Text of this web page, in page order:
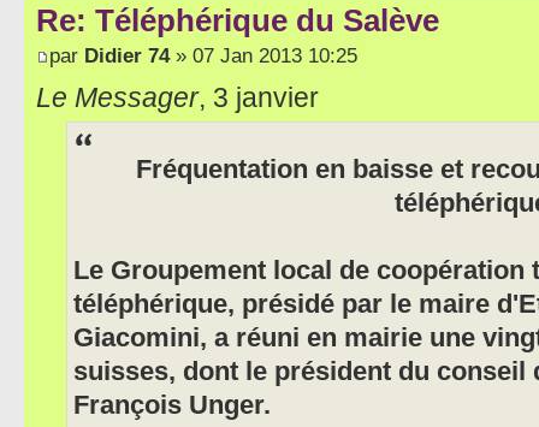
Re: Téléphérique du Salève
par Didier 74» 07 Jan 2013 10:25
Le Messager, 3 janvier
Fréquentation en baisse et
Le Groupement local de coopération
téléphérique, présidé par le maire
Giacomini, a réuni en mairie une
suisses, dont le président du conseil
François Unger.